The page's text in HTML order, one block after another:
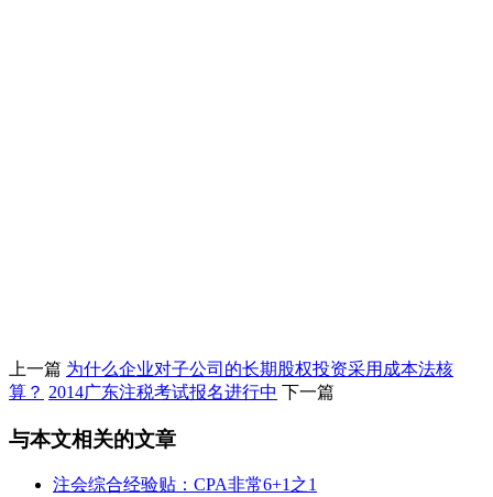
上一篇 为什么企业对子公司的长期股权投资采用成本法核
算？ 2014广东注税考试报名进行中 下一篇
与本文相关的文章
注会综合经验贴：CPA非常6+1之1